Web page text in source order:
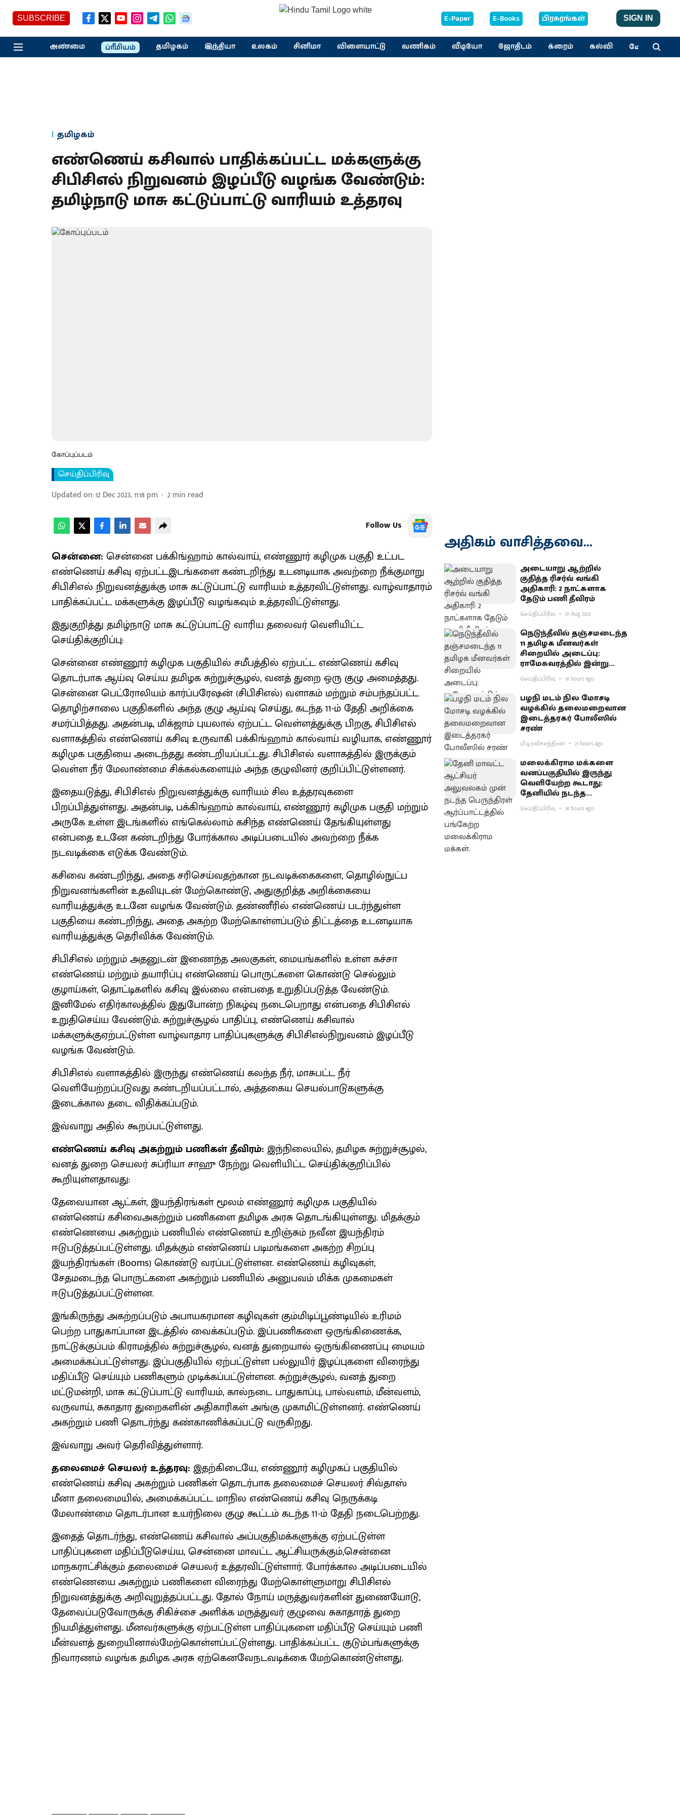
SUBSCRIBE E-Paper E-Books பிரசுரங்கள் SIGN IN
அண்மை ப்ரீமியம் தமிழகம் இந்தியா உலகம் சினிமா விளையாட்டு வணிகம் வீடியோ ஜோதிடம் க்ரைம் கல்வி மேலும்
தமிழகம்
எண்ணெய் கசிவால் பாதிக்கப்பட்ட மக்களுக்கு
சிபிசிஎல் நிறுவனம் இழப்பீடு வழங்க வேண்டும்:
தமிழ்நாடு மாசு கட்டுப்பாட்டு வாரியம் உத்தரவு
கோப்புப்படம்
செய்திப்பிரிவு
Updated on:12 Dec 2023, 11:18 pm 2min read
Follow Us
சென்னை: சென்னை பக்கிங்ஹாம் கால்வாய், எண்ணூர் கழிமுக பகுதி உட்பட
எண்ணெய் கசிவு ஏற்பட்டஇடங்களை கண்டறிந்து உடனடியாக அவற்றை நீக்குமாறு
சிபிசிஎல் நிறுவனத்துக்கு மாசு கட்டுப்பாட்டு வாரியம் உத்தரவிட்டுள்ளது. வாழ்வாதாரம்
பாதிக்கப்பட்ட மக்களுக்கு இழப்பீடு வழங்கவும் உத்தரவிட்டுள்ளது.
இதுகுறித்து தமிழ்நாடு மாசு கட்டுப்பாட்டு வாரிய தலைவர் வெளியிட்ட
செய்திக்குறிப்பு:
சென்னை எண்ணூர் கழிமுக பகுதியில் சமீபத்தில் ஏற்பட்ட எண்ணெய் கசிவு
தொடர்பாக ஆய்வு செய்ய தமிழக சுற்றுச்சூழல், வனத் துறை ஒரு குழு அமைத்தது.
சென்னை பெட்ரோலியம் கார்ப்பரேஷன் (சிபிசிஎல்) வளாகம் மற்றும் சம்பந்தப்பட்ட
தொழிற்சாலை பகுதிகளில் அந்த குழு ஆய்வு செய்து, கடந்த 11-ம் தேதி அறிக்கை
சமர்ப்பித்தது. அதன்படி, மிக்ஜாம் புயலால் ஏற்பட்ட வெள்ளத்துக்கு பிறகு, சிபிசிஎல்
வளாகத்தில் எண்ணெய் கசிவு உருவாகி பக்கிங்ஹாம் கால்வாய் வழியாக, எண்ணூர்
கழிமுக பகுதியை அடைந்தது கண்டறியப்பட்டது. சிபிசிஎல் வளாகத்தில் இருக்கும்
வெள்ள நீர் மேலாண்மை சிக்கல்களையும் அந்த குழுவினர் குறிப்பிட்டுள்ளனர்.
இதையடுத்து, சிபிசிஎல் நிறுவனத்துக்கு வாரியம் சில உத்தரவுகளை
பிறப்பித்துள்ளது. அதன்படி, பக்கிங்ஹாம் கால்வாய், எண்ணூர் கழிமுக பகுதி மற்றும்
அருகே உள்ள இடங்களில் எங்கெல்லாம் கசிந்த எண்ணெய் தேங்கியுள்ளது
என்பதை உடனே கண்டறிந்து போர்க்கால அடிப்படையில் அவற்றை நீக்க
நடவடிக்கை எடுக்க வேண்டும்.
கசிவை கண்டறிந்து, அதை சரிசெய்வதற்கான நடவடிக்கைகளை, தொழில்நுட்ப
நிறுவனங்களின் உதவியுடன் மேற்கொண்டு, அதுகுறித்த அறிக்கையை
வாரியத்துக்கு உடனே வழங்க வேண்டும். தண்ணீரில் எண்ணெய் படர்ந்துள்ள
பகுதியை கண்டறிந்து, அதை அகற்ற மேற்கொள்ளப்படும் திட்டத்தை உடனடியாக
வாரியத்துக்கு தெரிவிக்க வேண்டும்.
சிபிசிஎல் மற்றும் அதனுடன் இணைந்த அலகுகள், மையங்களில் உள்ள கச்சா
எண்ணெய் மற்றும் தயாரிப்பு எண்ணெய் பொருட்களை கொண்டு செல்லும்
குழாய்கள், தொட்டிகளில் கசிவு இல்லை என்பதை உறுதிப்படுத்த வேண்டும்.
இனிமேல் எதிர்காலத்தில் இதுபோன்ற நிகழ்வு நடைபெறாது என்பதை சிபிசிஎல்
உறுதிசெய்ய வேண்டும். சுற்றுச்சூழல் பாதிப்பு, எண்ணெய் கசிவால்
மக்களுக்குஏற்பட்டுள்ள வாழ்வாதார பாதிப்புகளுக்கு சிபிசிஎல்நிறுவனம் இழப்பீடு
வழங்க வேண்டும்.
சிபிசிஎல் வளாகத்தில் இருந்து எண்ணெய் கலந்த நீர், மாசுபட்ட நீர்
வெளியேற்றப்படுவது கண்டறியப்பட்டால், அத்தகைய செயல்பாடுகளுக்கு
இடைக்கால தடை விதிக்கப்படும்.
இவ்வாறு அதில் கூறப்பட்டுள்ளது.
எண்ணெய் கசிவு அகற்றும் பணிகள் தீவிரம்: இந்நிலையில், தமிழக சுற்றுச்சூழல்,
வனத் துறை செயலர் சுப்ரியா சாஹு நேற்று வெளியிட்ட செய்திக்குறிப்பில்
கூறியுள்ளதாவது:
தேவையான ஆட்கள், இயந்திரங்கள் மூலம் எண்ணூர் கழிமுக பகுதியில்
எண்ணெய் கசிவைஅகற்றும் பணிகளை தமிழக அரசு தொடங்கியுள்ளது. மிதக்கும்
எண்ணெயை அகற்றும் பணியில் எண்ணெய் உறிஞ்சும் நவீன இயந்திரம்
ஈடுபடுத்தப்பட்டுள்ளது. மிதக்கும் எண்ணெய் படிமங்களை அகற்ற சிறப்பு
இயந்திரங்கள் (Booms) கொண்டு வரப்பட்டுள்ளன. எண்ணெய் கழிவுகள்,
சேதமடைந்த பொருட்களை அகற்றும் பணியில் அனுபவம் மிக்க முகமைகள்
ஈடுபடுத்தப்பட்டுள்ளன.
இங்கிருந்து அகற்றப்படும் அபாயகரமான கழிவுகள் கும்மிடிப்பூண்டியில் உரிமம்
பெற்ற பாதுகாப்பான இடத்தில் வைக்கப்படும். இப்பணிகளை ஒருங்கிணைக்க,
நாட்டுக்குப்பம் கிராமத்தில் சுற்றுச்சூழல், வனத் துறையால் ஒருங்கிணைப்பு மையம்
அமைக்கப்பட்டுள்ளது. இப்பகுதியில் ஏற்பட்டுள்ள பல்லுயிர் இழப்புகளை விரைந்து
மதிப்பீடு செய்யும் பணிகளும் முடிக்கப்பட்டுள்ளன. சுற்றுச்சூழல், வனத் துறை
மட்டுமன்றி, மாசு கட்டுப்பாட்டு வாரியம், கால்நடை பாதுகாப்பு, பால்வளம், மீன்வளம்,
வருவாய், சுகாதார துறைகளின் அதிகாரிகள் அங்கு முகாமிட்டுள்ளனர். எண்ணெய்
அகற்றும் பணி தொடர்ந்து கண்காணிக்கப்பட்டு வருகிறது.
இவ்வாறு அவர் தெரிவித்துள்ளார்.
தலைமைச் செயலர் உத்தரவு: இதற்கிடையே, எண்ணூர் கழிமுகப் பகுதியில்
எண்ணெய் கசிவு அகற்றும் பணிகள் தொடர்பாக தலைமைச் செயலர் சிவ்தாஸ்
மீனா தலைமையில், அமைக்கப்பட்ட மாநில எண்ணெய் கசிவு நெருக்கடி
மேலாண்மை தொடர்பான உயர்நிலை குழு கூட்டம் கடந்த 11-ம் தேதி நடைபெற்றது.
இதைத் தொடர்ந்து, எண்ணெய் கசிவால் அப்பகுதிமக்களுக்கு ஏற்பட்டுள்ள
பாதிப்புகளை மதிப்பீடுசெய்ய, சென்னை மாவட்ட ஆட்சியருக்கும்,சென்னை
மாநகராட்சிக்கும் தலைமைச் செயலர் உத்தரவிட்டுள்ளார். போர்க்கால அடிப்படையில்
எண்ணெயை அகற்றும் பணிகளை விரைந்து மேற்கொள்ளுமாறு சிபிசிஎல்
நிறுவனத்துக்கு அறிவுறுத்தப்பட்டது. தோல் நோய் மருத்துவர்களின் துணையோடு,
தேவைப்படுவோருக்கு சிகிச்சை அளிக்க மருத்துவர் குழுவை சுகாதாரத் துறை
நியமித்துள்ளது. மீனவர்களுக்கு ஏற்பட்டுள்ள பாதிப்புகளை மதிப்பீடு செய்யும் பணி
மீன்வளத் துறையினால்மேற்கொள்ளப்பட்டுள்ளது. பாதிக்கப்பட்ட குடும்பங்களுக்கு
நிவாரணம் வழங்க தமிழக அரசு ஏற்கெனவேநடவடிக்கை மேற்கொண்டுள்ளது.
அதிகம் வாசித்தவை...
அடையாறு ஆற்றில்
குதித்த ரிசர்வ் வங்கி
அதிகாரி: 2 நாட்களாக
தேடும் பணி தீவிரம்
செய்திப்பிரிவு 07 Aug 2026
நெடுந்தீவில் தஞ்சமடைந்த
11 தமிழக மீனவர்கள்
சிறையில் அடைப்பு:
ராமேசுவரத்தில் இன்று
வேலைநிறுத்தம்
செய்திப்பிரிவு 18 hours ago
பழநி மடம் நில மோசடி
வழக்கில் தலைமறைவான
இடைத்தரகர் போலீஸில்
சரண்
பி.டி.ரவிச்சந்திரன் 21 hours ago
மலைக்கிராம மக்களை
வனப்பகுதியில் இருந்து
வெளியேற்ற கூடாது:
தேனியில் நடந்த
பெருந்திரள்
ஆர்ப்பாட்டத்தில்
செய்திப்பிரிவு 18 hours ago